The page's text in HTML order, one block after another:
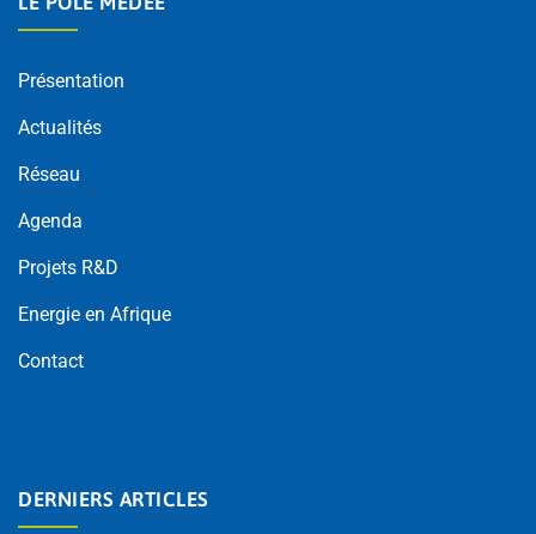
Présentation
Actualités
Réseau
Agenda
Projets R&D
Energie en Afrique
Contact
DERNIERS ARTICLES